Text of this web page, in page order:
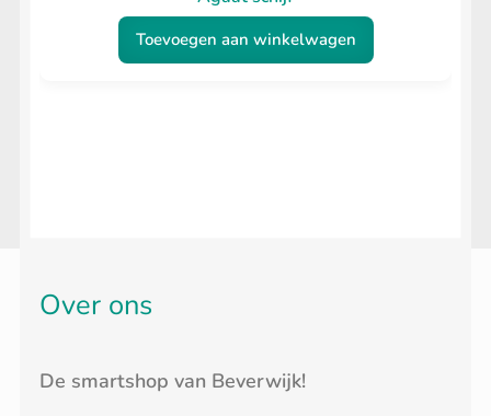
Toevoegen aan winkelwagen
Over ons
De smartshop van Beverwijk!